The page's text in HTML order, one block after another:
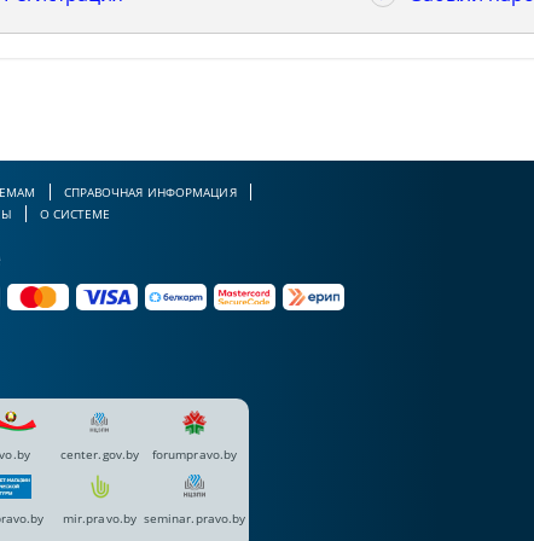
СПРАВОЧНАЯ ИНФОРМАЦИЯ
О СИСТЕМЕ
center.gov.by forumpravo.by
mir.pravo.by seminar.pravo.by